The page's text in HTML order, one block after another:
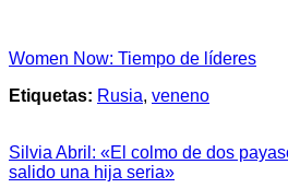
Women Now: Tiempo de líderes
Etiquetas: Rusia, veneno
Silvia Abril: «El colmo de dos
salido una hija seria»